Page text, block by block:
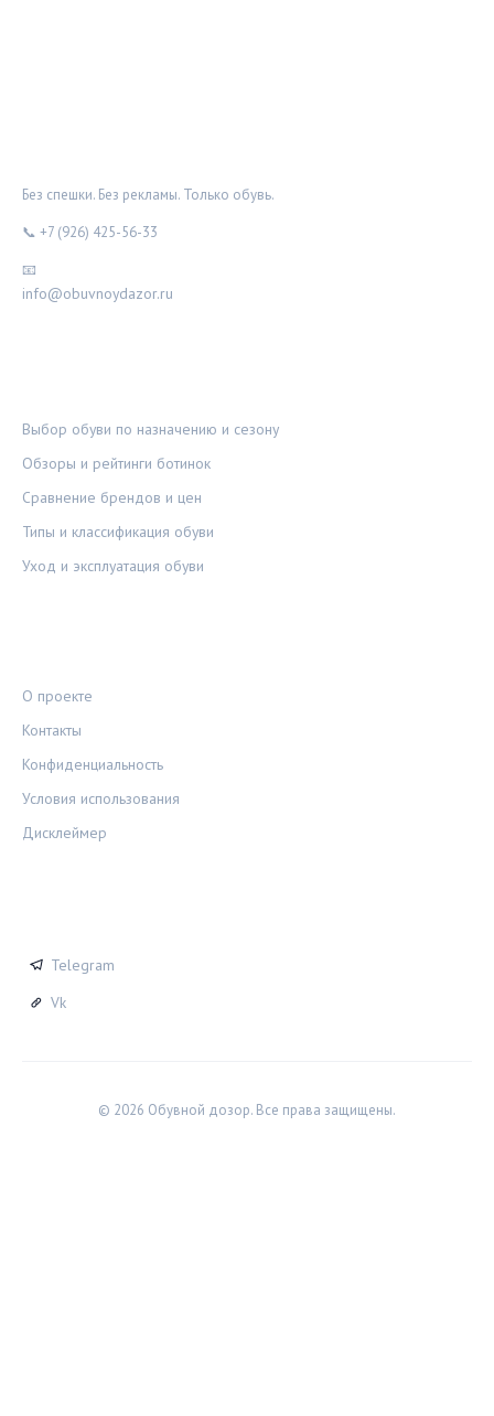
Без спешки. Без рекламы. Только обувь.
📞 +7 (926) 425-56-33
📧
info@obuvnoydazor.ru
Выбор обуви по назначению и сезону
Обзоры и рейтинги ботинок
Сравнение брендов и цен
Типы и классификация обуви
Уход и эксплуатация обуви
О проекте
Контакты
Конфиденциальность
Условия использования
Дисклеймер
Telegram
Vk
© 2026 Обувной дозор. Все права защищены.